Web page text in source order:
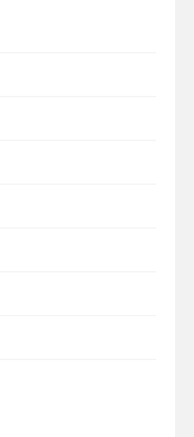
称为宝兰德）
件研发及推广的
覆盖基础软件
运维和大数据等
BES
布式高性能
的数据访问性